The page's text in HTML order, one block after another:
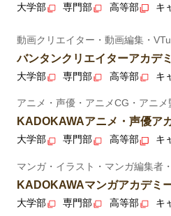
大学部 専門部 高等部 キ
動画クリエイター・動画編集・
バンタンクリエイターアカデ
大学部 専門部 高等部 キ
アニメ・声優・アニメCG・アニメ
KADOKAWAアニメ・声優ア
大学部 専門部 高等部 キ
マンガ・イラスト・マンガ編集者
KADOKAWAマンガアカデミ
大学部 専門部 高等部 キ